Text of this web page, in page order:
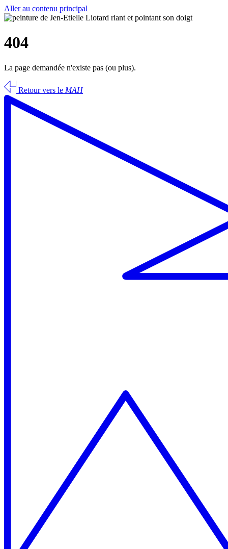
Aller au contenu principal
404
La page demandée n'existe pas (ou plus).
Retour vers le MAH